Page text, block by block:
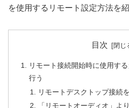
を使用するリモート設定方法を紹
目次
リモート接続開始時に使用す
行う
リモートデスクトップ接続
「リモートオーディオ」よ